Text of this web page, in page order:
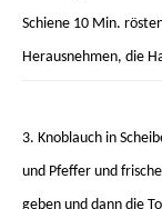
Schiene 10 Min.
Herausnehmen, die
3. Knoblauch in
und Pfeffer und
geben und dann die